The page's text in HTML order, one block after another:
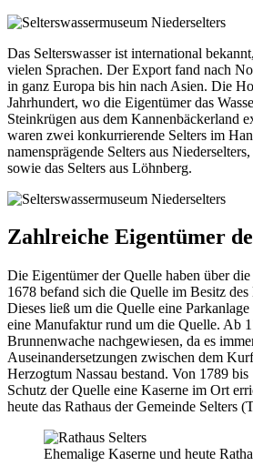
Das Selterswasser ist international
vielen Sprachen. Der Export fand nach
in ganz Europa bis hin nach Asien. Die
Jahrhundert, wo die Eigentümer das
Steinkrügen aus dem Kannenbäckerland
waren zwei konkurrierende Selters im
namensprägende Selters aus
sowie das Selters aus Löhnberg.
Zahlreiche Eigentümer
Die Eigentümer der Quelle haben über
1678 befand sich die Quelle im Besitz
Dieses ließ um die Quelle eine
eine Manufaktur rund um die Quelle. Ab
Brunnenwache nachgewiesen, da es
Auseinandersetzungen zwischen dem
Herzogtum Nassau bestand. Von 1789
Schutz der Quelle eine Kaserne im Ort
heute das Rathaus der Gemeinde Selters
Ehemalige Kaserne und heute